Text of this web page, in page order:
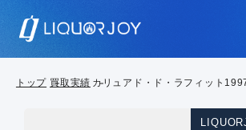
トップ 買取実績 カリュアド・ド・ラフィット